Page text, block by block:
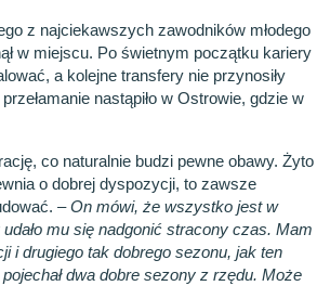
z najciekawszych zawodników młodego
w miejscu. Po świetnym początku kariery
a kolejne transfery nie przynosiły
nastąpiło w Ostrowie, gdzie w
co naturalnie budzi pewne obawy. Żyto
o dobrej dyspozycji, to zawsze
– On mówi, że wszystko jest w
mu się nadgonić stracony czas. Mam
i drugiego tak dobrego sezonu, jak ten
dwa dobre sezony z rzędu. Może